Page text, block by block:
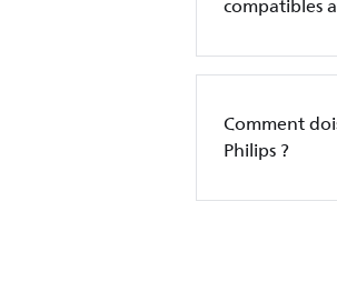
compatibles
Comment
Philips ?